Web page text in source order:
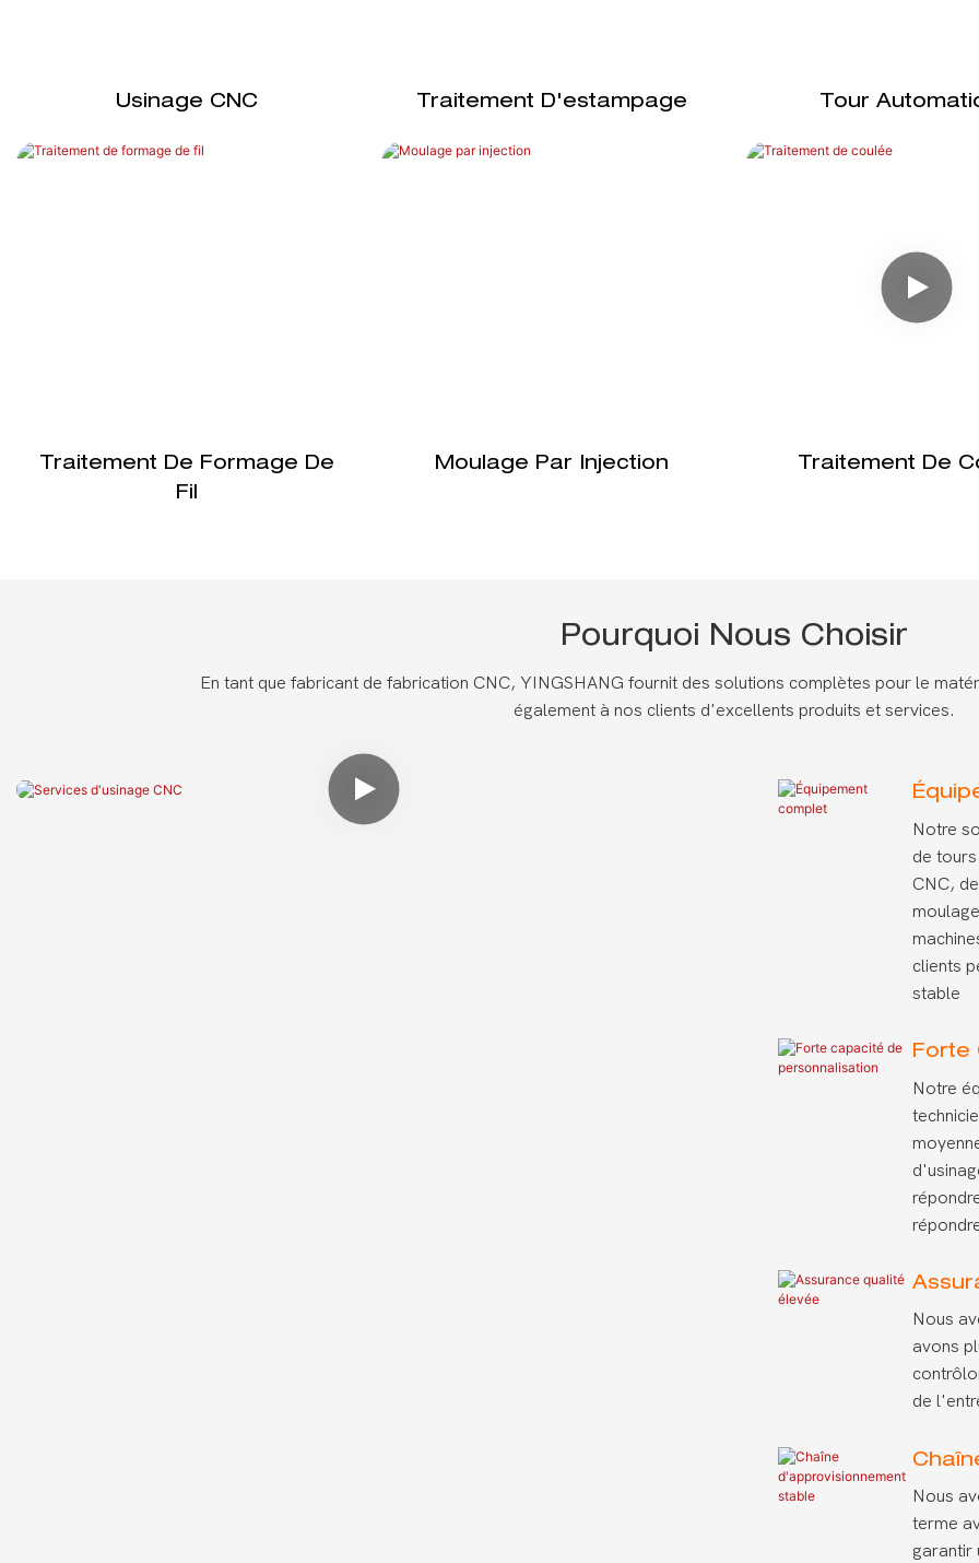
Usinage CNC Traitement D'estampage Tour
Traitement De Formage De
Fil
Moulage Par Injection Traitement De
Pourquoi Nous Choisir
En tant que fabricant de fabrication CNC, YINGSHANG fournit des solutions complètes pour le
également à nos clients d'excellents produits et services.
Notre
de
CNC,
clients
stable
Forte
Notre
Nous
avons
de
Nous
terme
garantir